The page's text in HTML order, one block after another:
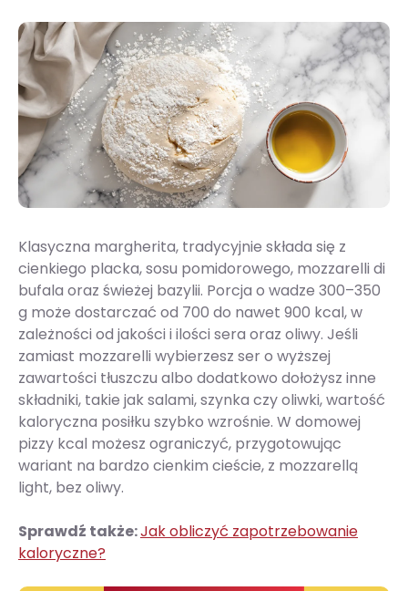
Klasyczna margherita, tradycyjnie składa się z
cienkiego placka, sosu pomidorowego, mozzarelli di
bufala oraz świeżej bazylii. Porcja o wadze 300–350
g może dostarczać od 700 do nawet 900 kcal, w
zależności od jakości i ilości sera oraz oliwy. Jeśli
zamiast mozzarelli wybierzesz ser o wyższej
zawartości tłuszczu albo dodatkowo dołożysz inne
składniki, takie jak salami, szynka czy oliwki, wartość
kaloryczna posiłku szybko wzrośnie. W domowej
pizzy kcal możesz ograniczyć, przygotowując
wariant na bardzo cienkim cieście, z mozzarellą
light, bez oliwy.
Sprawdź także:Jak obliczyć zapotrzebowanie
kaloryczne?